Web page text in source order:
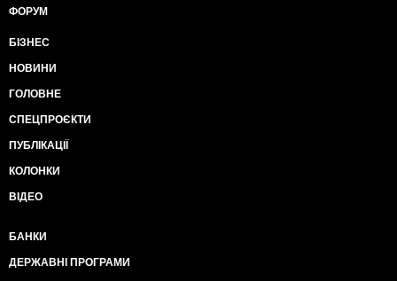
ФОРУМ
БІЗНЕС
НОВИНИ
ГОЛОВНЕ
СПЕЦПРОЄКТИ
ПУБЛІКАЦІЇ
КОЛОНКИ
ВІДЕО
БАНКИ
ДЕРЖАВНІ ПРОГРАМИ